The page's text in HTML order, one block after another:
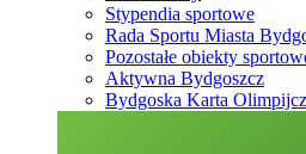
Stypendia sportowe
Rada Sportu Miasta
Pozostałe obiekty
Aktywna Bydgoszcz
Bydgoska Karta